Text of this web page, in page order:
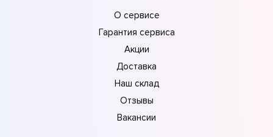
О сервисе
Гарантия сервиса
Акции
Доставка
Наш склад
Отзывы
Вакансии